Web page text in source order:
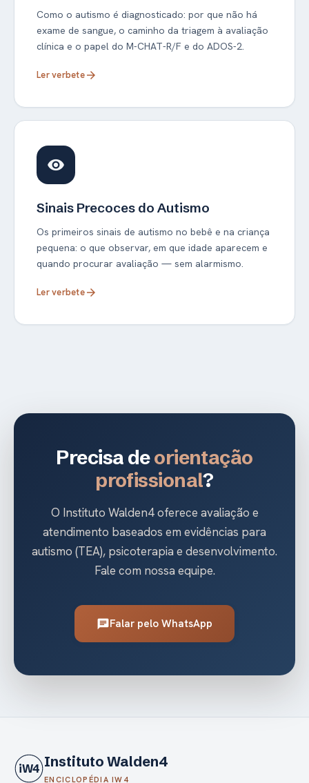
Como o autismo é diagnosticado: por que não há
exame de sangue, o caminho da triagem à avaliação
clínica e o papel do M-CHAT-R/F e do ADOS-2.
Ler verbetearrow_forward
visibility
Sinais Precoces do Autismo
Os primeiros sinais de autismo no bebê e na criança
pequena: o que observar, em que idade aparecem e
quando procurar avaliação — sem alarmismo.
Ler verbetearrow_forward
Precisa deorientação
profissional?
O Instituto Walden4 oferece avaliação e
atendimento baseados em evidências para
autismo (TEA), psicoterapia e desenvolvimento.
Fale com nossa equipe.
chatFalar pelo WhatsApp
iW4 Instituto Walden4
ENCICLOPÉDIA IW4